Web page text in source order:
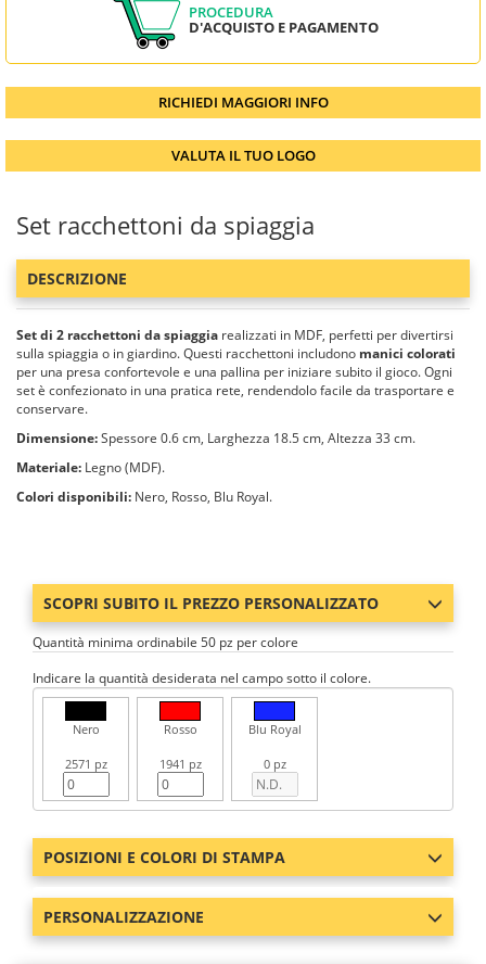
PROCEDURA
D'ACQUISTO E PAGAMENTO
RICHIEDI MAGGIORI INFO
VALUTA IL TUO LOGO
Set racchettoni da spiaggia
DESCRIZIONE
Set di 2 racchettoni da spiaggia realizzati in MDF, perfetti per divertirsi
sulla spiaggia o in giardino. Questi racchettoni includono manici colorati
per una presa confortevole e una pallina per iniziare subito il gioco. Ogni
set è confezionato in una pratica rete, rendendolo facile da trasportare e
conservare.
Dimensione:Spessore 0.6 cm, Larghezza 18.5 cm, Altezza 33 cm.
Materiale: Legno (MDF).
Colori disponibili: Nero, Rosso, Blu Royal.
SCOPRI SUBITO IL PREZZO PERSONALIZZATO
Quantità minima ordinabile 50 pz per colore
Indicare la quantità desiderata nel campo sotto il colore.
Nero
2571 pz
Rosso
1941 pz
Blu Royal
0 pz
POSIZIONI E COLORI DI STAMPA
PERSONALIZZAZIONE